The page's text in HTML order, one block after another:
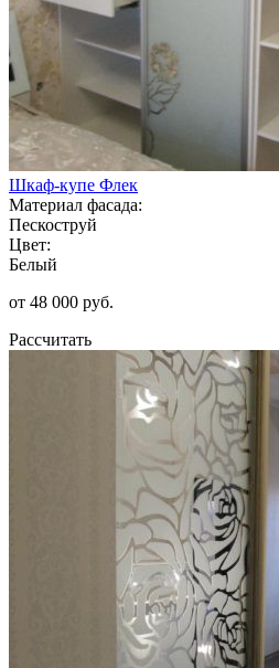
Шкаф-купе Флек
Материал фасада:
Пескоструй
Цвет:
Белый
от 48 000 руб.
Рассчитать